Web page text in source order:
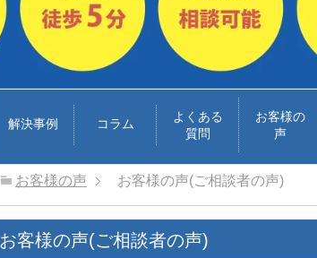
解決事例 コラム
よくある
質問
お客様の
声
お客様の声 お客様の声(ご相談者の声)
お客様の声(ご相談者の声)